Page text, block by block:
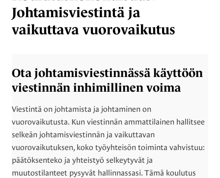
Johtamisviestintä ja
vaikuttava vuorovaikutus
Ota johtamisviestinnässä käyttöön
viestinnän inhimillinen voima
Viestintä on johtamista ja johtaminen on
vuorovaikutusta. Kun viestinnän ammattilainen hallitsee
selkeän johtamisviestinnän ja vaikuttavan
vuorovaikutuksen, koko työyhteisön toiminta vahvistuu:
päätöksenteko ja yhteistyö selkeytyvät ja
muutostilanteet pysyvät hallinnassasi. Tämä koulutus